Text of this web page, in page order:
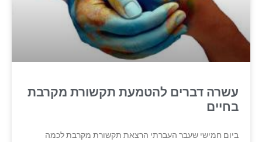
עשרה דברים להטמעת תקשורת מקרבת
בחיים
ביום חמישי שעבר העברתי הרצאת תקשורת מקרבת לכמה